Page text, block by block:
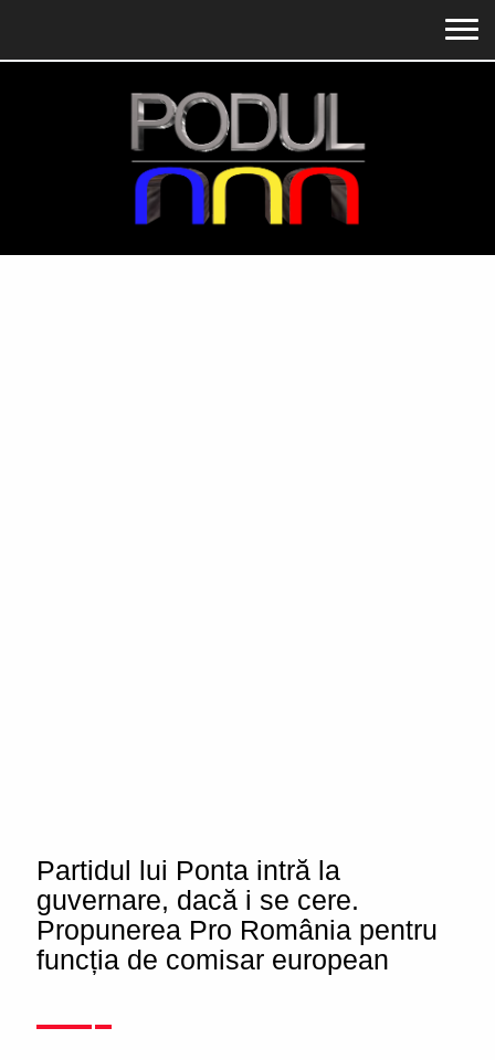
Partidul lui Ponta intră la
guvernare, dacă i se cere.
Propunerea Pro România pentru
funcția de comisar european